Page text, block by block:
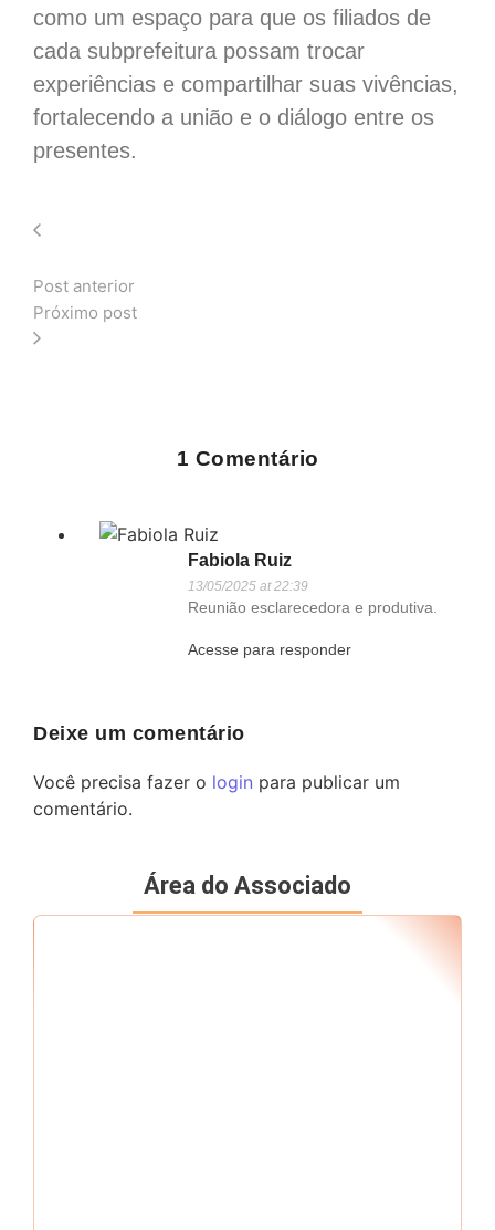
como um espaço para que os filiados de
cada subprefeitura possam trocar
experiências e compartilhar suas vivências,
fortalecendo a união e o diálogo entre os
presentes.
Post anterior
Próximo post
1 Comentário
Fabiola Ruiz
13/05/2025 at 22:39
Reunião esclarecedora e produtiva.
Acesse para responder
Deixe um comentário
Você precisa fazer o login para publicar um
comentário.
Área do Associado